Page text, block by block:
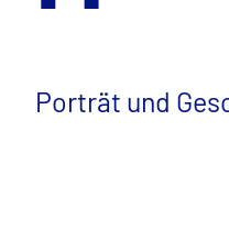
Porträt und